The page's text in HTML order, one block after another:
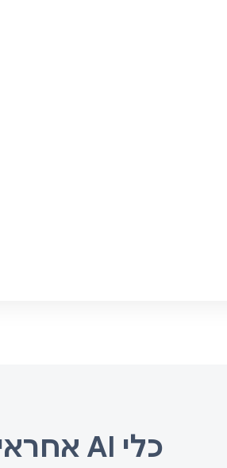
כלי AI אחראי עבור TensorFlow